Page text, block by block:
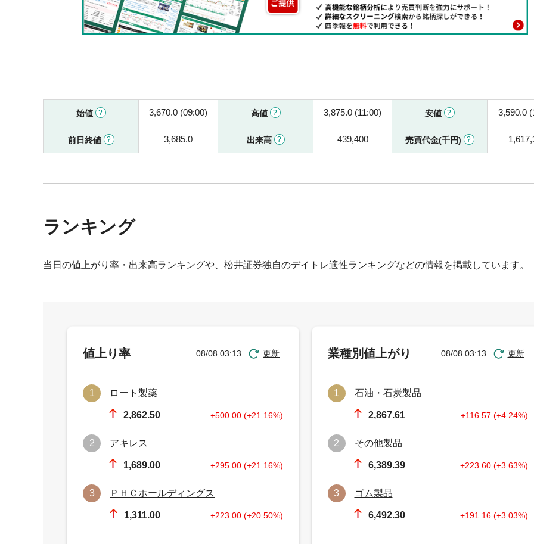
始値 3,670.0 (09:00) 高値 3,875.0 (11:00) 安値 3,590.0
前日終値 3,685.0 出来高 439,400 売買代金(千円)
ランキング
当日の値上がり率・出来高ランキングや、松井証券独自のデイトレ適性ランキングなどの情報を掲載しています。